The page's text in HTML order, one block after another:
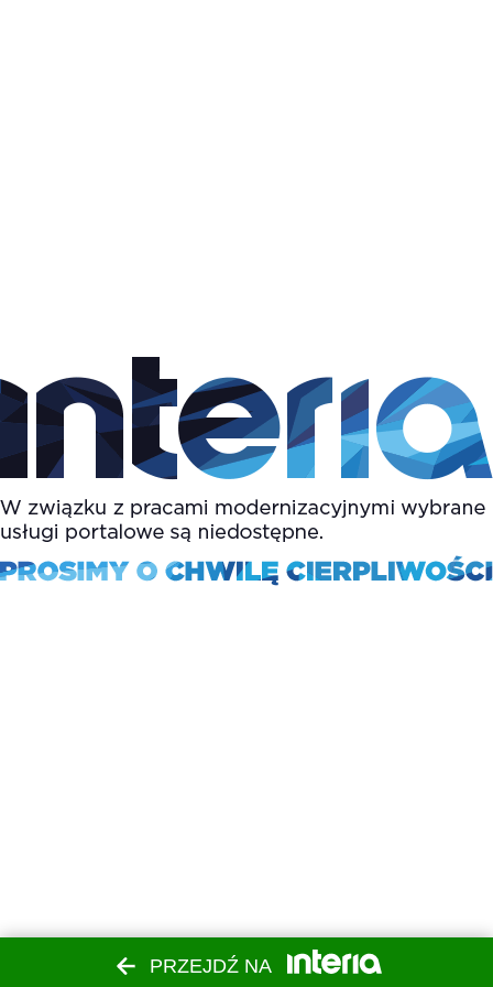
PRZEJDŹ NA